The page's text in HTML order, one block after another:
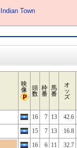
Indian Town
映
像
頭
数
枠
番
馬
番
オ
ッ
ズ
16 7 13
42.6
15 7 13
16.8
16 6 11
32.7